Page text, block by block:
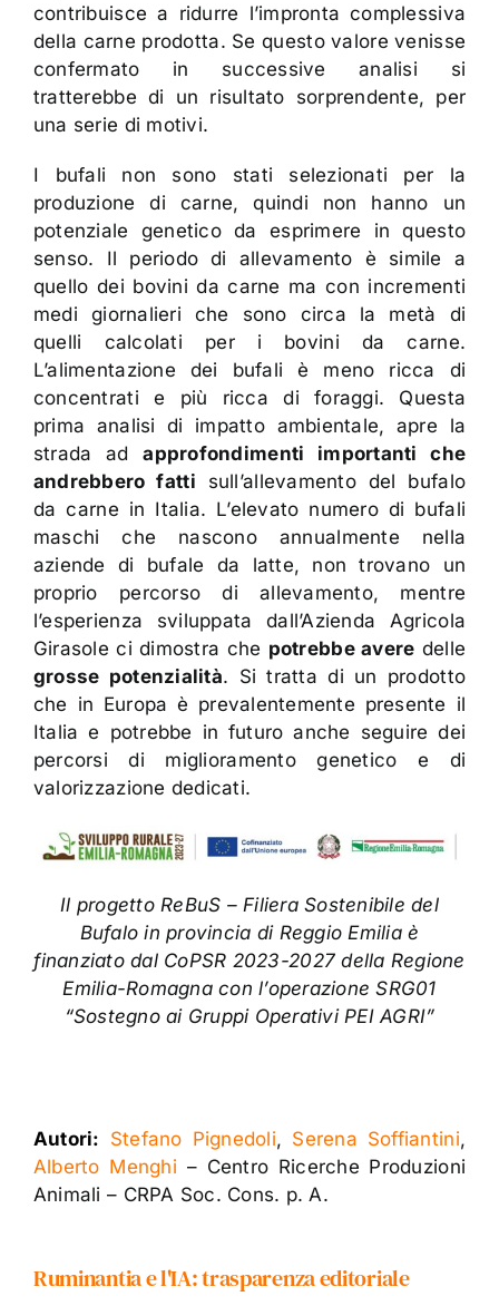
contribuisce a ridurre l’impronta complessiva
della carne prodotta. Se questo valore venisse
confermato in successive analisi si
tratterebbe di un risultato sorprendente, per
una serie di motivi.
I bufali non sono stati selezionati per la
produzione di carne, quindi non hanno un
potenziale genetico da esprimere in questo
senso. Il periodo di allevamento è simile a
quello dei bovini da carne ma con incrementi
medi giornalieri che sono circa la metà di
quelli calcolati per i bovini da carne.
L’alimentazione dei bufali è meno ricca di
concentrati e più ricca di foraggi. Questa
prima analisi di impatto ambientale, apre la
strada adapprofondimenti importanti che
andrebbero fatti sull’allevamento del bufalo
da carne in Italia. L’elevato numero di bufali
maschi che nascono annualmente nella
aziende di bufale da latte, non trovano un
proprio percorso di allevamento, mentre
l’esperienza sviluppata dall’Azienda Agricola
Girasole ci dimostra che potrebbe avere delle
grosse potenzialità. Si tratta di un prodotto
che in Europa è prevalentemente presente il
Italia e potrebbe in futuro anche seguire dei
percorsi di miglioramento genetico e di
valorizzazione dedicati.
Il progetto ReBuS – Filiera Sostenibile del
Bufalo in provincia di Reggio Emilia è
finanziato dal CoPSR 2023-2027 della Regione
Emilia-Romagna con l’operazione SRG01
“Sostegno ai Gruppi Operativi PEI AGRI”
Autori: Stefano Pignedoli, Serena Soffiantini,
Alberto Menghi – Centro Ricerche Produzioni
Animali – CRPA Soc. Cons. p. A.
Ruminantia e l'IA: trasparenza editoriale